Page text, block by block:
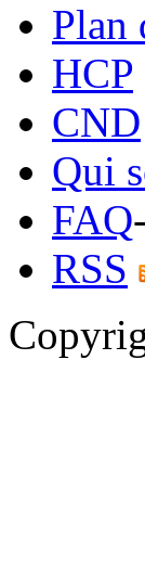
Plan
HCP
CND
Qui
FAQ-
RSS